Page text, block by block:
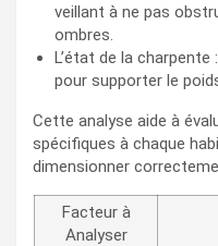
veillant à ne pas
ombres.
L’état de la
pour supporter le
Cette analyse aide à
spécifiques à chaque
dimensionner
Facteur à
Analyser